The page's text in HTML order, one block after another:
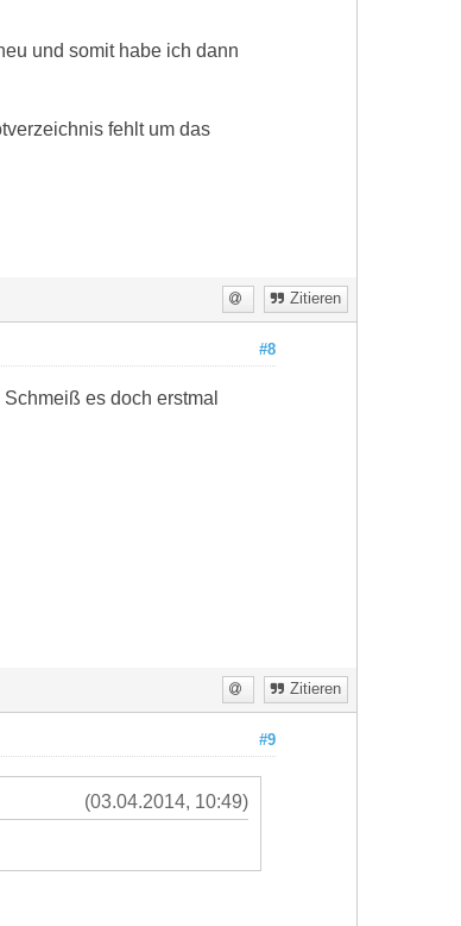
und somit habe ich dann
fehlt um das
Zitieren
#8
es doch erstmal
Zitieren
#9
(03.04.2014, 10:49)